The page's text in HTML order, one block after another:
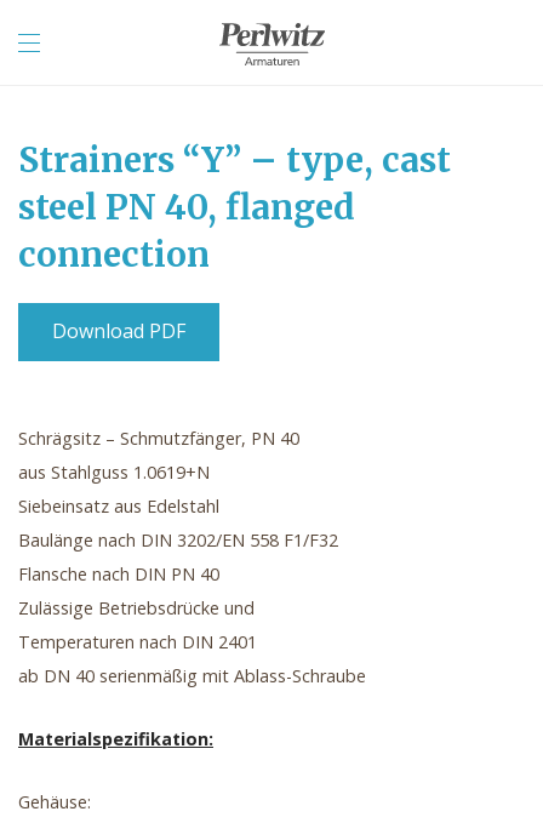
Strainers “Y” – type, cast
steel PN 40, flanged
connection
Download PDF
Schrägsitz – Schmutzfänger, PN 40
aus Stahlguss 1.0619+N
Siebeinsatz aus Edelstahl
Baulänge nach DIN 3202/EN 558 F1/F32
Flansche nach DIN PN 40
Zulässige Betriebsdrücke und
Temperaturen nach DIN 2401
ab DN 40 serienmäßig mit Ablass-Schraube
Materialspezifikation:
Gehäuse: